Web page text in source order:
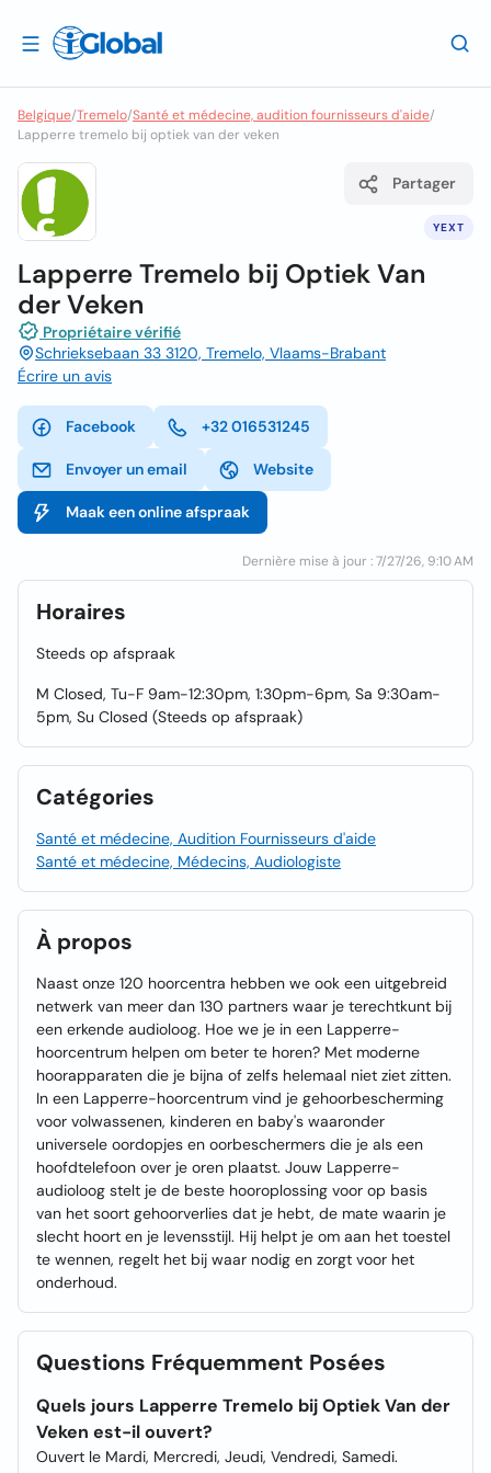
Belgique/Tremelo/Santé et médecine, audition fournisseurs d'aide/
Lapperre tremelo bij optiek van der veken
YEXT
Partager
Lapperre Tremelo bij Optiek Van
der Veken
Propriétaire vérifié
Schrieksebaan 33 3120, Tremelo, Vlaams-Brabant
Écrire un avis
Facebook +32 016531245
Envoyer un email Website
Maak een online afspraak
Dernière mise à jour : 7/27/26, 9:10 AM
Horaires
Steeds op afspraak
M Closed, Tu-F 9am-12:30pm, 1:30pm-6pm, Sa 9:30am-
5pm, Su Closed (Steeds op afspraak)
Catégories
Santé et médecine, Audition Fournisseurs d'aide
Santé et médecine, Médecins, Audiologiste
À propos
Naast onze 120 hoorcentra hebben we ook een uitgebreid
netwerk van meer dan 130 partners waar je terechtkunt bij
een erkende audioloog. Hoe we je in een Lapperre-
hoorcentrum helpen om beter te horen? Met moderne
hoorapparaten die je bijna of zelfs helemaal niet ziet zitten.
In een Lapperre-hoorcentrum vind je gehoorbescherming
voor volwassenen, kinderen en baby's waaronder
universele oordopjes en oorbeschermers die je als een
hoofdtelefoon over je oren plaatst. Jouw Lapperre-
audioloog stelt je de beste hooroplossing voor op basis
van het soort gehoorverlies dat je hebt, de mate waarin je
slecht hoort en je levensstijl. Hij helpt je om aan het toestel
te wennen, regelt het bij waar nodig en zorgt voor het
onderhoud.
Questions Fréquemment Posées
Quels jours Lapperre Tremelo bij Optiek Van der
Veken est-il ouvert?
Ouvert le Mardi, Mercredi, Jeudi, Vendredi, Samedi.